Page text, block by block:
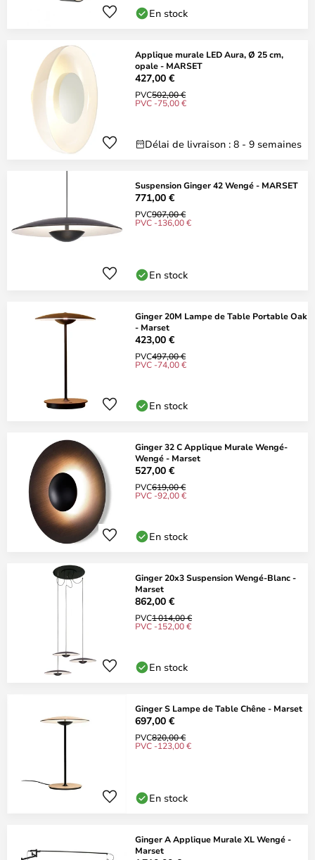
En stock
Applique murale LED Aura, Ø 25 cm,
opale - MARSET
427,00 €
PVC502,00 €
PVC -75,00 €
Délai de livraison : 8 - 9 semaines
Suspension Ginger 42 Wengé - MARSET
771,00 €
PVC907,00 €
PVC -136,00 €
En stock
Ginger 20M Lampe de Table Portable Oak
- Marset
423,00 €
PVC497,00 €
PVC -74,00 €
En stock
Ginger 32 C Applique Murale Wengé-
Wengé - Marset
527,00 €
PVC619,00 €
PVC -92,00 €
En stock
Ginger 20x3 Suspension Wengé-Blanc -
Marset
862,00 €
PVC1 014,00 €
PVC -152,00 €
En stock
Ginger S Lampe de Table Chêne - Marset
697,00 €
PVC820,00 €
PVC -123,00 €
En stock
Ginger A Applique Murale XL Wengé -
Marset